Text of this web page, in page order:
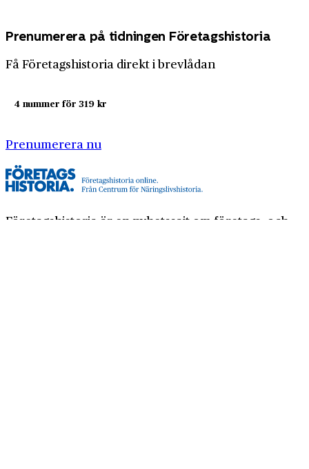
Prenumerera på tidningen Företagshistoria
Få Företagshistoria direkt i brevlådan
4 nummer för 319 kr
Prenumerera nu
Företagshistoria är en nyhetssajt om företags- och